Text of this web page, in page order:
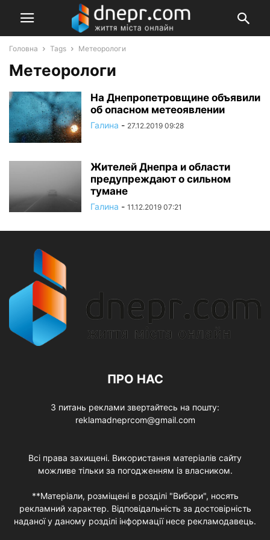
Головна Tags Метеорологи
Метеорологи
На Днепропетровщине объявили
об опасном метеоявлении
Галина - 27.12.2019 09:28
Жителей Днепра и области
предупреждают о сильном
тумане
Галина - 11.12.2019 07:21
ПРО НАС
З питань реклами звертайтесь на пошту:
reklamadneprcom@gmail.com
Всі права захищені. Використання матеріалів сайту
можливе тільки за погодженням із власником.
**Матеріали, розміщені в розділі "Вибори", носять
рекламний характер. Відповідальність за достовірність
наданої у даному розділі інформації несе рекламодавець.